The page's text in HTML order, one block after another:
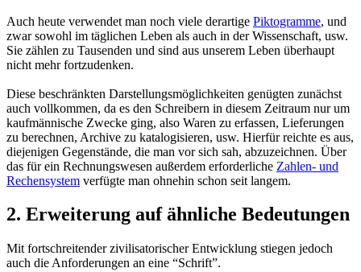
Auch heute verwendet man noch viele derartige Piktogramme, und
zwar sowohl im täglichen Leben als auch in der Wissenschaft, usw.
Sie zählen zu Tausenden und sind aus unserem Leben überhaupt
nicht mehr fortzudenken.
Diese beschränkten Darstellungsmöglichkeiten genügten zunächst
auch vollkommen, da es den Schreibern in diesem Zeitraum nur um
kaufmännische Zwecke ging, also Waren zu erfassen, Lieferungen
zu berechnen, Archive zu katalogisieren, usw. Hierfür reichte es aus,
diejenigen Gegenstände, die man vor sich sah, abzuzeichnen. Über
das für ein Rechnungswesen außerdem erforderliche Zahlen- und
Rechensystem verfügte man ohnehin schon seit langem.
2. Erweiterung auf ähnliche Bedeutungen
Mit fortschreitender zivilisatorischer Entwicklung stiegen jedoch
auch die Anforderungen an eine “Schrift”.